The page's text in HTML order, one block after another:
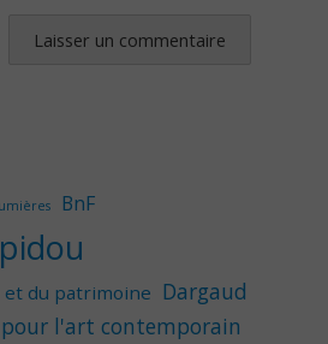
BnF
du patrimoine Dargaud
l'art contemporain